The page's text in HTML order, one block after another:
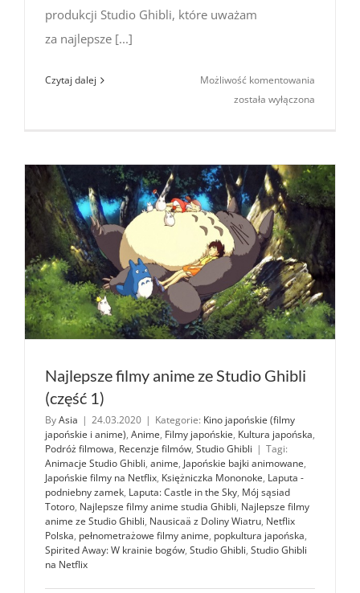
produkcji Studio Ghibli, które uważam
za najlepsze [...]
Czytaj dalej Możliwość komentowania
(część
2)
została wyłączona
Najlepsze filmy anime ze Studio Ghibli
(część 1)
ByAsia | 24.03.2020 | Kategorie: Kino japońskie (filmy
japońskie i anime), Anime, Filmy japońskie, Kultura japońska,
Podróż filmowa, Recenzje filmów, Studio Ghibli | Tagi:
Animacje Studio Ghibli, anime, Japońskie bajki animowane,
Japońskie filmy na Netflix, Księżniczka Mononoke, Laputa -
podniebny zamek, Laputa: Castle in the Sky, Mój sąsiad
Totoro, Najlepsze filmy anime studia Ghibli, Najlepsze filmy
anime ze Studio Ghibli, Nausicaä z Doliny Wiatru, Netflix
Polska, pełnometrażowe filmy anime, popkultura japońska,
Spirited Away: W krainie bogów, Studio Ghibli, Studio Ghibli
na Netflix